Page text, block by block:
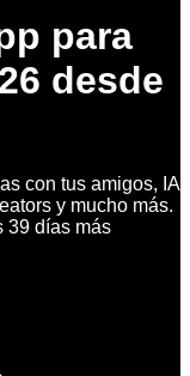
para
desde
con tus amigos, IA
y mucho más.
39 días más